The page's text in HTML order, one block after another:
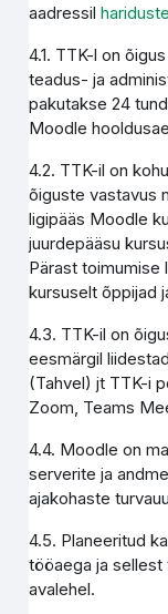
aadressil
4.1. TTK-l on
teadus- ja
pakutakse 24
Moodle
4.2. TTK-il on
õiguste vastavus
ligipääs Moodle
juurdepääsu
Pärast toimumise
kursuselt õppijad
4.3. TTK-il on
eesmärgil
(Tahvel) jt TTK-i
Zoom, Teams
4.4. Moodle on
serverite ja
ajakohaste
4.5. Planeeritud
tööaega ja sellest
avalehel.